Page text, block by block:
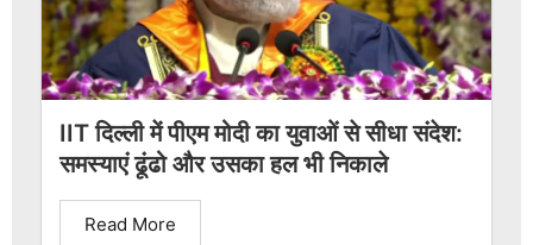
IIT दिल्ली में पीएम मोदी का युवाओं से सीधा संदेश:
समस्याएं ढूंढो और उसका हल भी निकाले
Read More